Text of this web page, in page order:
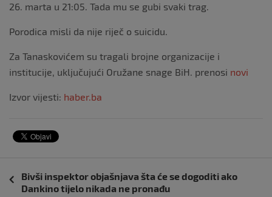
26. marta u 21:05. Tada mu se gubi svaki trag.
Porodica misli da nije riječ o suicidu.
Za Tanaskovićem su tragali brojne organizacije i
institucije, uključujući Oružane snage BiH. prenosi novi
Izvor vijesti: haber.ba
objava
Bivši inspektor objašnjava šta će se dogoditi ako
Dankino tijelo nikada ne pronađu